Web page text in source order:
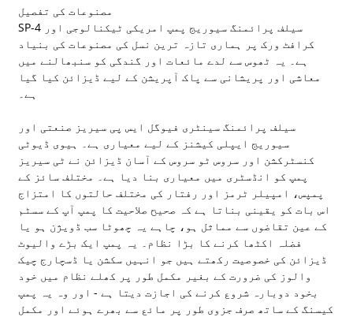
مصنوعات کی تفصیل
SP-4 سیلف پرائمنگ سیوریج پمپ امریکی ٹیکنالوجی اور
کرافٹ ورک پر ہماری تازہ ترین نسل کی مصنوعات کی بنیاد
ہے۔ یہ ٹھوس سے لدے مائعات اور گندگی کو سنبھالنے میں
معاشی اور پریشانی سے پاک آپریشن کے لیے ڈیزائن کیا گیا
ہے۔
سیلف پرائمنگ سینٹری فیوگل ایس پی سیریز صنعتی اور
سیوریج ایپلی کیشنز کے لیے معیاری ہے۔ ہیوی ڈیوٹی
کنسٹرکشن اور سروس ٹو سروس کے آسان ڈیزائن نے ٹی سیریز
پمپ کو انڈسٹری میں معیاری بنا دیا ہے۔ مختلف سائز کے
پمپس، امپیلر ٹرمز اور رفتار کی مختلف حالتوں کا امتزاج
اس بات کو یقینی بناتا ہے کہ صحیح صلاحیت کا پمپ آپ کے سسٹم
کے عین تقاضوں سے مماثل ہو، چاہے یہ چھوٹا سب ڈویژن ہو یا
فضلہ اکٹھا کرنے کا بڑا نظام۔ یہ پمپ ایک بڑے والیوٹ
ڈیزائن کی خصوصیت رکھتے ہیں جو انہیں سکشن یا ڈسچارج چیک
والوز کی ضرورت کے بغیر مکمل طور پر کھلے نظام میں خود
بخود دوبارہ شروع کرنے کی اجازت دیتا ہے - اور وہ یہ پمپ
کیسنگ کے ساتھ صرف جزوی طور پر مائع سے بھرے ہوئے اور مکمل